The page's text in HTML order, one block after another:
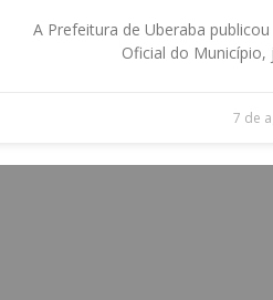
A Prefeitura de Uberaba
Oficial do
7 de